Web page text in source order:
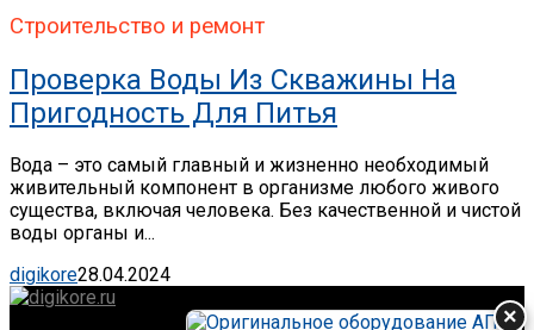
Строительство и ремонт
Проверка Воды Из Скважины На
Пригодность Для Питья
Вода – это самый главный и жизненно необходимый
живительный компонент в организме любого живого
существа, включая человека. Без качественной и чистой
воды органы и...
digikore28.04.2024
×